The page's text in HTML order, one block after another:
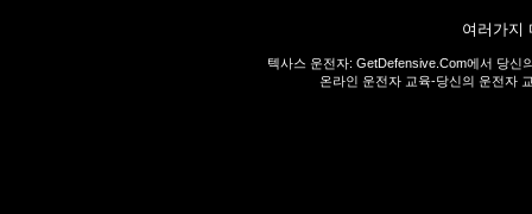
여러가지
텍사스 운전자: GetDefensive.Com에서 당신
온라인 운전자 교육-당신의 운전자